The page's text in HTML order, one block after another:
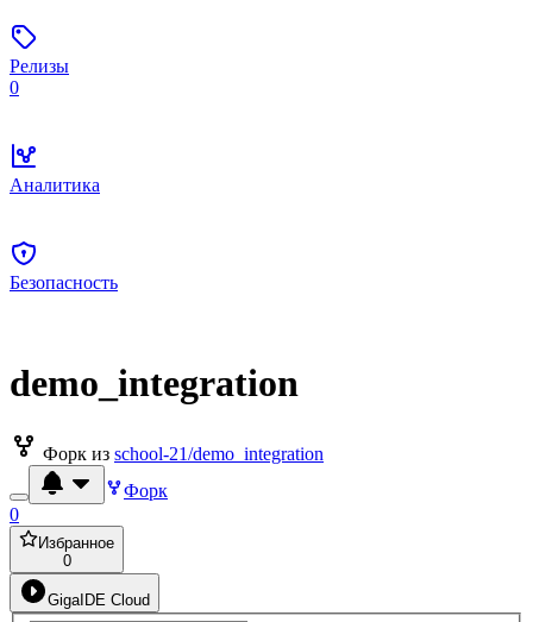
Релизы
0
Аналитика
Безопасность
demo_integration
Форк из school-21/demo_integration
Форк
0
Избранное
0
GigaIDE Cloud